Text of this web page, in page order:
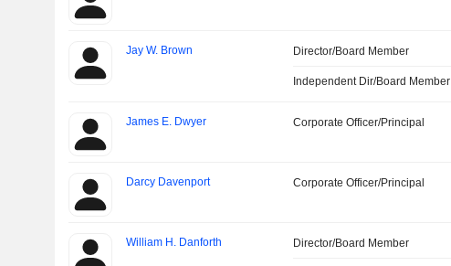
Jay W. Brown Director/Board Member
Independent Dir/Board Member
James E. Dwyer Corporate Officer/Principal
Darcy Davenport Corporate Officer/Principal
William H. Danforth Director/Board Member